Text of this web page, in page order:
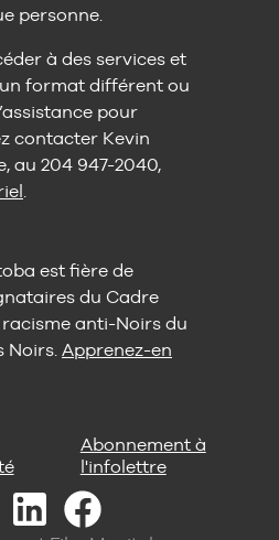
personne.
à des services et
format différent ou
pour
contacter Kevin
au 204 947-2040,
.
est fière de
du Cadre
anti-Noirs du
Noirs. Apprenez-en
Abonnement à
l'infolettre